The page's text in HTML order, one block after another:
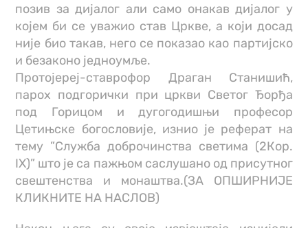
позив за дијалог али само онакав дијалог у
којем би се уважио став Цркве, а који досад
није био такав, него се показао као партијско
и безаконо једноумље.
Протојереј-ставрофор Драган Станишић,
парох подгорички при цркви Светог Ђорђа
под Горицом и дугогодишњи професор
Цетињске богословије, изнио је реферат на
тему ”Служба доброчинства светима (2Кор.
IX)” што је са пажњом саслушано од присутног
свештенства и монаштва.(ЗА ОПШИРНИЈЕ
КЛИКНИТЕ НА НАСЛОВ)